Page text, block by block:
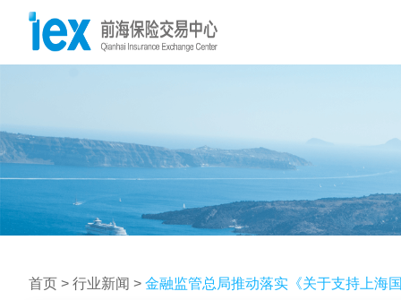
首页 > 行业新闻 > 金融监管总局推动落实《关于支持上海